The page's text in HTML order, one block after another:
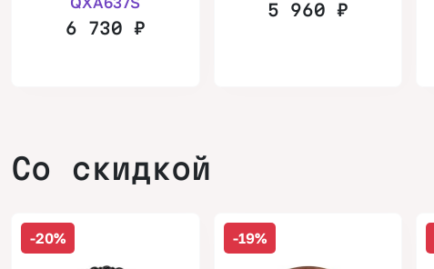
6 730₽
5 960 ₽
Со скидкой
-20% -19%